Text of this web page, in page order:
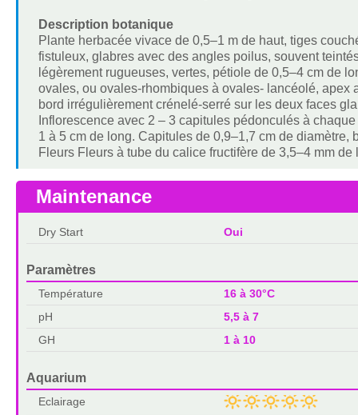
Description botanique
Plante herbacée vivace de 0,5–1 m de haut, tiges
fistuleux, glabres avec des angles poilus, souvent
légèrement rugueuses, vertes, pétiole de 0,5–4 cm de
ovales, ou ovales-rhombiques à ovales- lancéolé,
bord irrégulièrement crénelé-serré sur les deux faces
Inflorescence avec 2 – 3 capitules pédonculés à
1 à 5 cm de long. Capitules de 0,9–1,7 cm de
Fleurs Fleurs à tube du calice fructifère de 3,5–4 mm
Maintenance
Dry Start Oui
Paramètres
Température
16 à 30°C
pH
5,5 à 7
GH
1 à 10
Aquarium
Eclairage